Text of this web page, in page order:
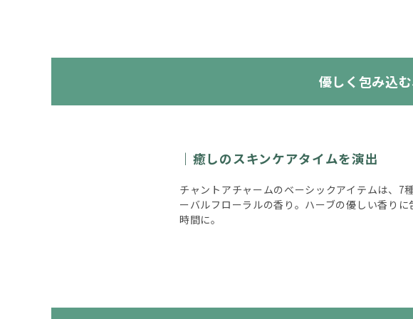
優しく包み込
癒しのスキンケアタイムを演出
チャントアチャームのベーシックアイテムは、7
ーバルフローラルの香り。ハーブの優しい香り
時間に。